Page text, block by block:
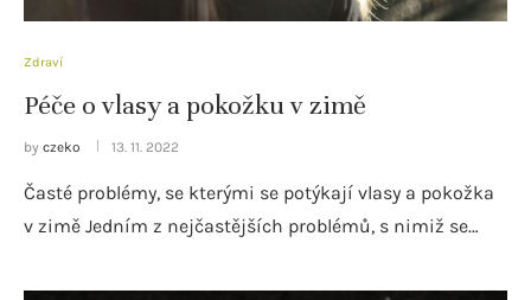
Zdraví
Péče o vlasy a pokožku v zimě
by czeko 13. 11. 2022
Časté problémy, se kterými se potýkají vlasy a pokožka
v zimě Jedním z nejčastějších problémů, s nimiž se…